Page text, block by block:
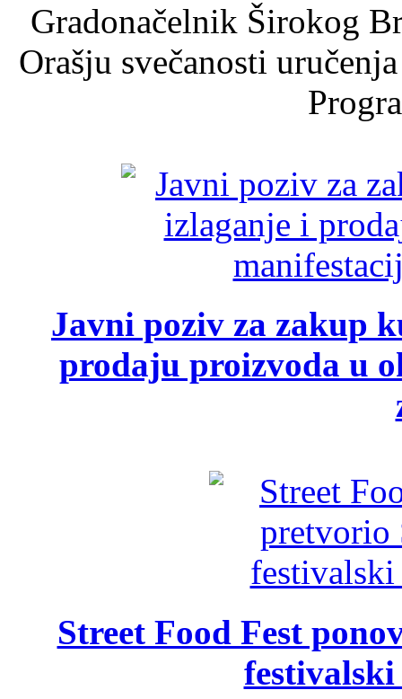
Gradonačelnik Širokog
Orašju svečanosti
Javni poziv za zakup
prodaju proizvoda u
Street Food Fest